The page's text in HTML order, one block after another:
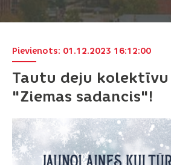
Tautu deju
"Ziemas sadancis"!
Pievienots: 01.12.2023 16:12:00